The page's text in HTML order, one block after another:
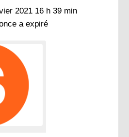
2021 16 h 39 min
a expiré